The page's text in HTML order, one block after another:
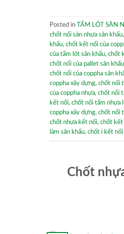
Posted in TẤM LÓT SÀN
chốt nối sàn nhựa sân khấu,
khấu, chốt kết nối của
của tấm lót sân khấu, chốt
chốt nối của pallet sân khấu
chốt nối của coppha sân
coppha xây dựng, chốt nối
cùa coppha nhựa, chốt nối
kết nối, chốt nối tấm nhựa
coppha xây dựng, chốt nối
chốt nhựa kết nối, chốt kết
làm sân khấu, chốt i kết nối
Chốt